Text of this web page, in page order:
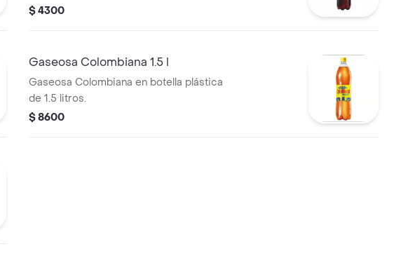
$ 4300
Gaseosa Colombiana 1.5 l
Gaseosa Colombiana en botella plástica
de 1.5 litros.
$ 8600